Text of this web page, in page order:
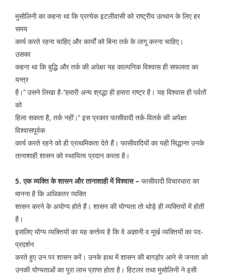
मुसोलिनी का कहना था कि प्रत्येक इटलीवासी को राष्ट्रीय उत्थान के लिए हर
समय
कार्य करते रहना चाहिए और कार्यों को बिना तर्क के लागू करना चाहिए।
उसका
कहना था कि बुद्धि और तर्क की अपेक्षा यह काल्पनिक विश्वास ही सफलता का
यन्त्र
है।’’ उसने लिखा है-’’हमारी अन्य श्रद्धा ही हमारा राष्ट्र है। यह विश्वास ही पर्वतों
को
हिला सकता है, तर्क नहीं।’’ इस प्रकार फासीवादी तर्क-वितर्क की अपेक्षा
विश्वासपूर्वक
कार्य करते रहने को ही प्राथमिकता देते हैं। फासीवादियों का यही सिद्धान्त उनके
तानाशाही शासन को स्थायित्व प्रदान करता है।
5. एक व्यक्ति के शासन और तानाशाही में विश्वास – फासीवादी विचारधारा का
मानना है कि अधिकतर व्यक्ति
शासन करने के अयोग्य होते हैं। शासन की योग्यता तो थोड़े ही व्यक्तियों में होती
है।
इसलिए योग्य व्यक्तियों का यह कर्त्तव्य है कि वे अज्ञानी व मूर्ख व्यक्तियों का पद-
प्रदर्शन
करते हुए उन पर शासन करें। उनके हाथ में शासन की बागड़ोर आने से जनता को
उनकी योग्यताओं का पूरा लाभ प्राप्त होता है। हिटलर तथा मुसोलिनी ने इसी